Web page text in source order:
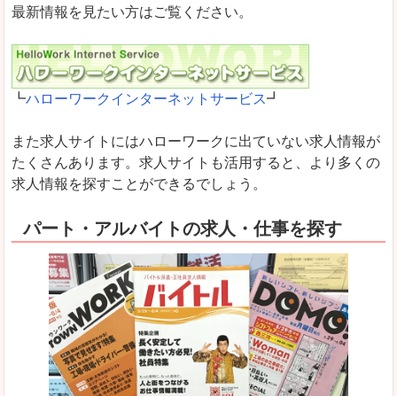
最新情報を見たい方はご覧ください。
┗ハローワークインターネットサービス┛
また求人サイトにはハローワークに出ていない求人情報が
たくさんあります。求人サイトも活用すると、より多くの
求人情報を探すことができるでしょう。
パート・アルバイトの求人・仕事を探す